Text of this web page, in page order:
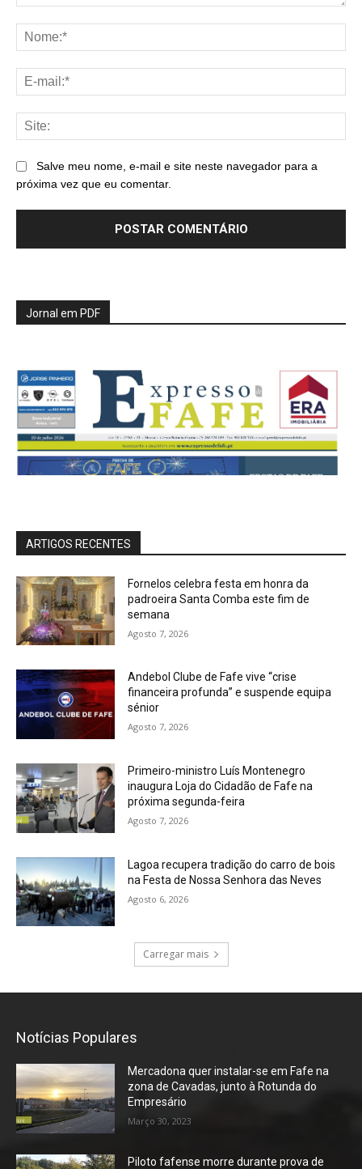
Salve meu nome, e-mail e site neste navegador para a
próxima vez que eu comentar.
Jornal em PDF
ARTIGOS RECENTES
Fornelos celebra festa em honra da
padroeira Santa Comba este fim de
semana
Agosto 7, 2026
Andebol Clube de Fafe vive “crise
financeira profunda” e suspende equipa
sénior
Agosto 7, 2026
Primeiro-ministro Luís Montenegro
inaugura Loja do Cidadão de Fafe na
próxima segunda-feira
Agosto 7, 2026
Lagoa recupera tradição do carro de bois
na Festa de Nossa Senhora das Neves
Agosto 6, 2026
Carregar mais
Notícias Populares
Mercadona quer instalar-se em Fafe na
zona de Cavadas, junto à Rotunda do
Empresário
Março 30, 2023
Piloto fafense morre durante prova de